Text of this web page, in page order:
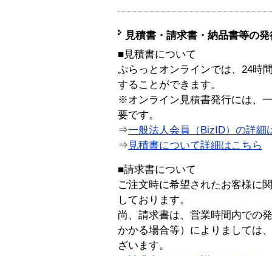
見積書・請求書・納品書等の
■見積書について
ぷらっとオンラインでは、24時
することができます。
※オンライン見積書発行には、
要です。
⇒一般法人会員（BizID）の詳細
⇒ 見積書について詳細はこちら
■請求書について
ご注文時に希望されたお客様に
しております。
尚、請求書は、営業時間内での
かかる場合等）によりましては
ざいます。